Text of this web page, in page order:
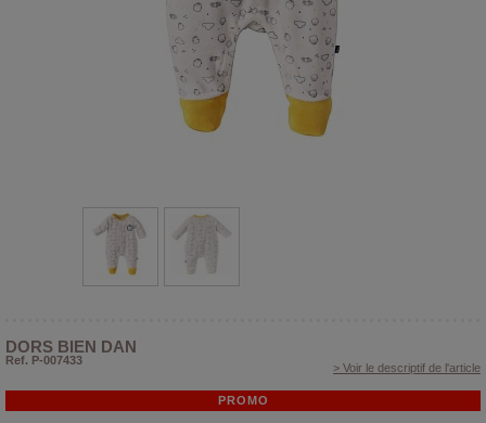
DORS BIEN DAN
Ref. P-007433
> Voir le descriptif de l'article
PROMO